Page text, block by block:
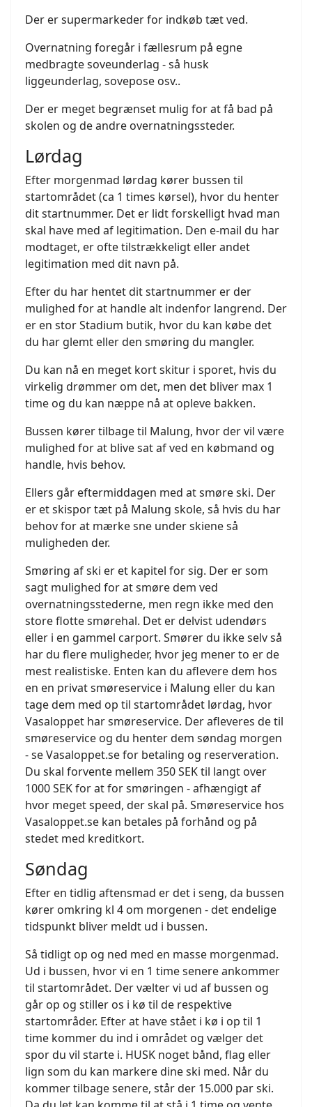
Der er supermarkeder for indkøb tæt ved.
Overnatning foregår i fællesrum på egne
medbragte soveunderlag - så husk
liggeunderlag, sovepose osv..
Der er meget begrænset mulig for at få bad på
skolen og de andre overnatningssteder.
Lørdag
Efter morgenmad lørdag kører bussen til
startområdet (ca 1 times kørsel), hvor du henter
dit startnummer. Det er lidt forskelligt hvad man
skal have med af legitimation. Den e-mail du har
modtaget, er ofte tilstrækkeligt eller andet
legitimation med dit navn på.
Efter du har hentet dit startnummer er der
mulighed for at handle alt indenfor langrend. Der
er en stor Stadium butik, hvor du kan købe det
du har glemt eller den smøring du mangler.
Du kan nå en meget kort skitur i sporet, hvis du
virkelig drømmer om det, men det bliver max 1
time og du kan næppe nå at opleve bakken.
Bussen kører tilbage til Malung, hvor der vil være
mulighed for at blive sat af ved en købmand og
handle, hvis behov.
Ellers går eftermiddagen med at smøre ski. Der
er et skispor tæt på Malung skole, så hvis du har
behov for at mærke sne under skiene så
muligheden der.
Smøring af ski er et kapitel for sig. Der er som
sagt mulighed for at smøre dem ved
overnatningsstederne, men regn ikke med den
store flotte smørehal. Det er delvist udendørs
eller i en gammel carport. Smører du ikke selv så
har du flere muligheder, hvor jeg mener to er de
mest realistiske. Enten kan du aflevere dem hos
en en privat smøreservice i Malung eller du kan
tage dem med op til startområdet lørdag, hvor
Vasaloppet har smøreservice. Der afleveres de til
smøreservice og du henter dem søndag morgen
- se Vasaloppet.se for betaling og reserveration.
Du skal forvente mellem 350 SEK til langt over
1000 SEK for at for smøringen - afhængigt af
hvor meget speed, der skal på. Smøreservice hos
Vasaloppet.se kan betales på forhånd og på
stedet med kreditkort.
Søndag
Efter en tidlig aftensmad er det i seng, da bussen
kører omkring kl 4 om morgenen - det endelige
tidspunkt bliver meldt ud i bussen.
Så tidligt op og ned med en masse morgenmad.
Ud i bussen, hvor vi en 1 time senere ankommer
til startområdet. Der vælter vi ud af bussen og
går op og stiller os i kø til de respektive
startområder. Efter at have stået i kø i op til 1
time kommer du ind i området og vælger det
spor du vil starte i. HUSK noget bånd, flag eller
lign som du kan markere dine ski med. Når du
kommer tilbage senere, står der 15.000 par ski.